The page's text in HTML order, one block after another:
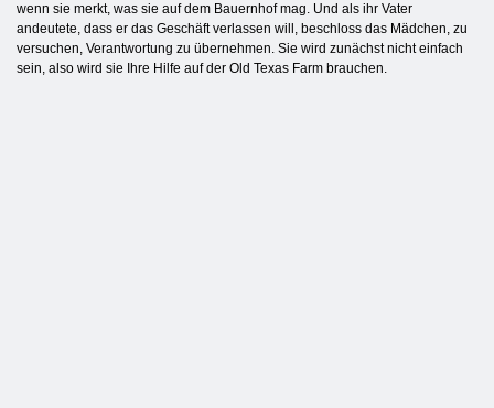
wenn sie merkt, was sie auf dem Bauernhof mag. Und als ihr Vater
andeutete, dass er das Geschäft verlassen will, beschloss das Mädchen, zu
versuchen, Verantwortung zu übernehmen. Sie wird zunächst nicht einfach
sein, also wird sie Ihre Hilfe auf der Old Texas Farm brauchen.